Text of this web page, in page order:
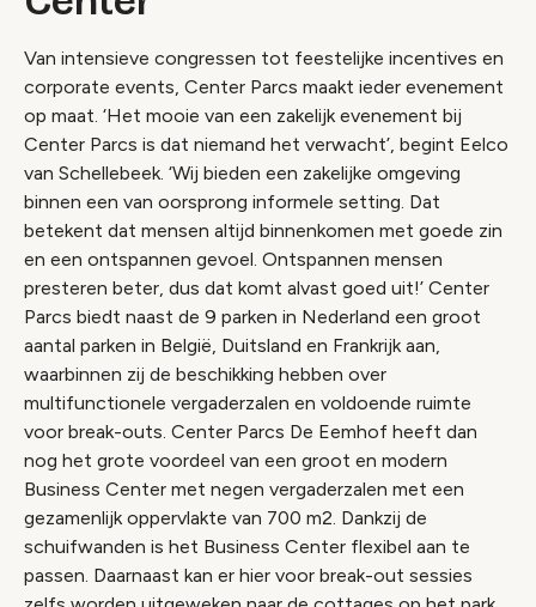
Van intensieve congressen tot feestelijke incentives en
corporate events, Center Parcs maakt ieder evenement
op maat. ‘Het mooie van een zakelijk evenement bij
Center Parcs is dat niemand het verwacht’, begint Eelco
van Schellebeek. ‘Wij bieden een zakelijke omgeving
binnen een van oorsprong informele setting. Dat
betekent dat mensen altijd binnenkomen met goede zin
en een ontspannen gevoel. Ontspannen mensen
presteren beter, dus dat komt alvast goed uit!’ Center
Parcs biedt naast de 9 parken in Nederland een groot
aantal parken in België, Duitsland en Frankrijk aan,
waarbinnen zij de beschikking hebben over
multifunctionele vergaderzalen en voldoende ruimte
voor break-outs. Center Parcs De Eemhof heeft dan
nog het grote voordeel van een groot en modern
Business Center met negen vergaderzalen met een
gezamenlijk oppervlakte van 700 m2. Dankzij de
schuifwanden is het Business Center flexibel aan te
passen. Daarnaast kan er hier voor break-out sessies